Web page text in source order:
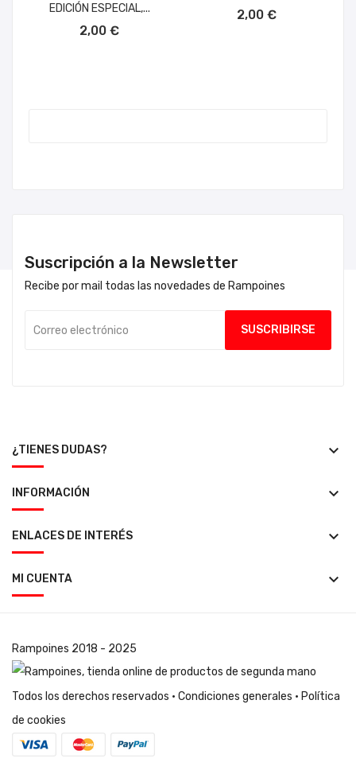
EDICIÓN ESPECIAL,...
2,00 €
2,00 €
Suscripción a la Newsletter
Recibe por mail todas las novedades de Rampoines
¿TIENES DUDAS? keyboard_arrow_down
INFORMACIÓN keyboard_arrow_down
ENLACES DE INTERÉS keyboard_arrow_down
MI CUENTA keyboard_arrow_down
Rampoines 2018 - 2025
Todos los derechos reservados · Condiciones generales · Política
de cookies